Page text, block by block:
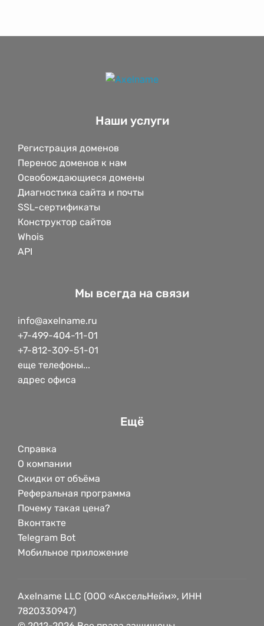
Наши услуги
Регистрация доменов
Перенос доменов к нам
Освобождающиеся домены
Диагностика сайта и почты
SSL-сертификаты
Конструктор сайтов
Whois
API
Мы всегда на связи
info@axelname.ru
+7-499-404-11-01
+7-812-309-51-01
еще телефоны...
адрес офиса
Ещё
Справка
О компании
Скидки от объёма
Реферальная программа
Почему такая цена?
Вконтакте
Telegram Bot
Мобильное приложение
Axelname LLC (ООО «АксельНейм», ИНН
7820330947)